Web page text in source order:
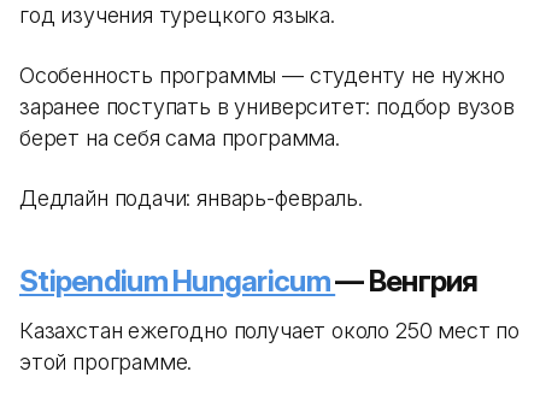
год изучения турецкого языка.
Особенность программы — студенту не нужно
заранее поступать в университет: подбор вузов
берет на себя сама программа.
Дедлайн подачи: январь-февраль.
Stipendium Hungaricum— Венгрия
Казахстан ежегодно получает около 250 мест по
этой программе.